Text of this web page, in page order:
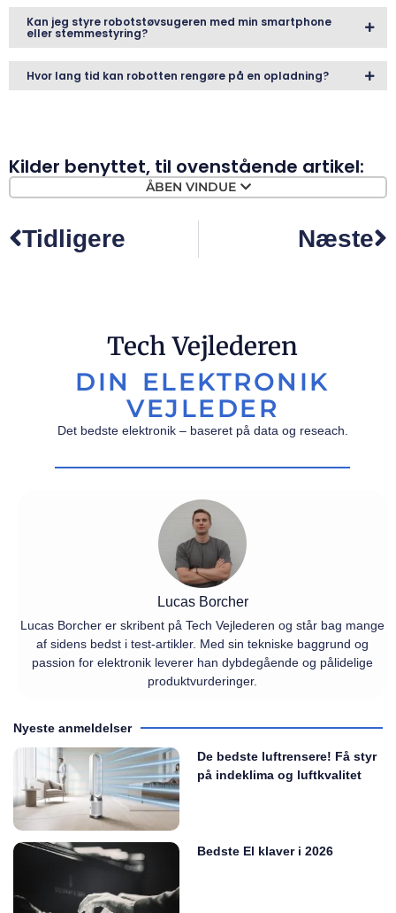
Kan jeg styre robotstøvsugeren med min smartphone
eller stemmestyring?
Hvor lang tid kan robotten rengøre på en opladning?
Kilder benyttet, til ovenstående artikel:
ÅBEN VINDUE
Tidligere Næste
Tech Vejlederen
DIN ELEKTRONIK
VEJLEDER
Det bedste elektronik – baseret på data og reseach.
Lucas Borcher
Lucas Borcher er skribent på Tech Vejlederen og står bag mange
af sidens bedst i test-artikler. Med sin tekniske baggrund og
passion for elektronik leverer han dybdegående og pålidelige
produktvurderinger.
Nyeste anmeldelser
De bedste luftrensere! Få styr
på indeklima og luftkvalitet
Bedste El klaver i 2026